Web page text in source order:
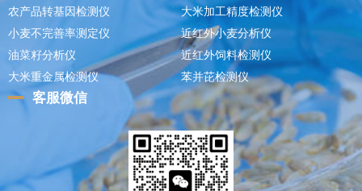
农产品转基因检测仪
大米加工精度检测仪
小麦不完善率测定仪
近红外小麦分析仪
油菜籽分析仪
近红外饲料检测仪
大米重金属检测仪
苯并芘检测仪
客服微信